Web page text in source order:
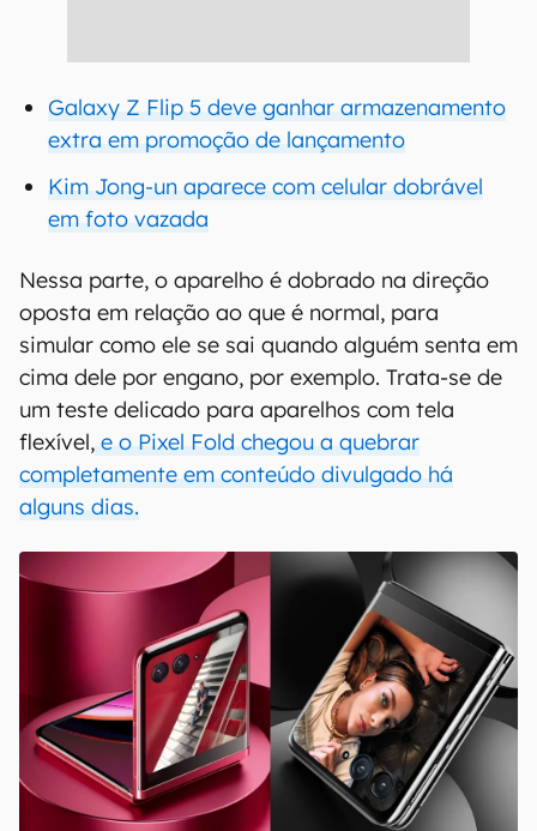
Galaxy Z Flip 5 deve ganhar armazenamento
extra em promoção de lançamento
Kim Jong-un aparece com celular dobrável
em foto vazada
Nessa parte, o aparelho é dobrado na direção
oposta em relação ao que é normal, para
simular como ele se sai quando alguém senta em
cima dele por engano, por exemplo. Trata-se de
um teste delicado para aparelhos com tela
flexível, e o Pixel Fold chegou a quebrar
completamente em conteúdo divulgado há
alguns dias.